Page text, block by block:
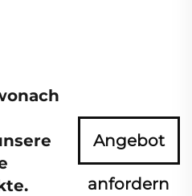
Angebot
anfordern